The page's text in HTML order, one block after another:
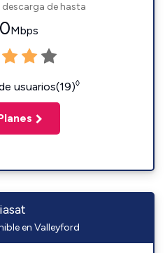
de hasta
Mbps
usuarios(19)◊
en Valleyford